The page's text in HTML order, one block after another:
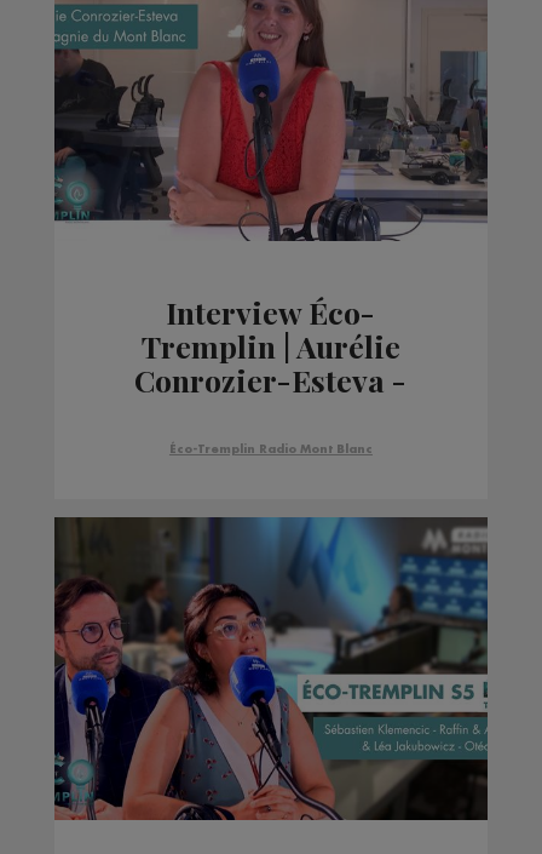
Interview Éco-
Tremplin | Aurélie
Conrozier-Esteva -
Blanc
Éco-Tremplin Radio Mont Blanc